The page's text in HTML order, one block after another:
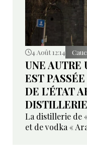
4 Août 12:14
UNE AUTRE
EST
DE L’ÉTAT
DISTILLERIE
La distillerie de
et de vodka «